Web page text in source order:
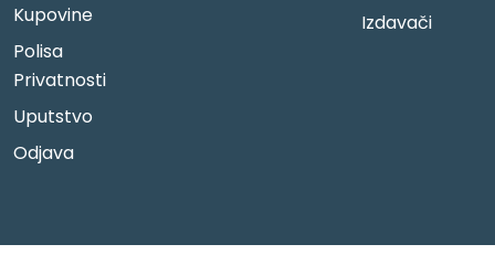
Kupovine
Polisa
Privatnosti
Uputstvo
Odjava
Izdavači